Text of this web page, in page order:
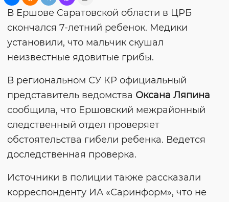
В Ершове Саратовской области в ЦРБ
скончался 7-летний ребенок. Медики
установили, что мальчик скушал
неизвестные ядовитые грибы.
В региональном СУ КР официальный
представитель ведомства Оксана Ляпина
сообщила, что Ершовский межрайонный
следственный отдел проверяет
обстоятельства гибели ребенка. Ведется
доследственная проверка.
Источники в полиции также рассказали
корреспонденту ИА «Саринформ», что не